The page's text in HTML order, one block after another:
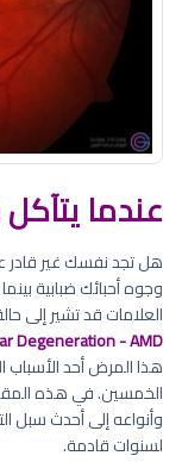
عندما
هل تجد نفسك غير قادر
وجوه أحبائك ضبابية
العلامات قد تشير إلى
Degeneration - AMD)
هذا المرض أحد
الخمسين. في هذه
وأنواعه إلى أحدث سبل
لسنوات قادمة.